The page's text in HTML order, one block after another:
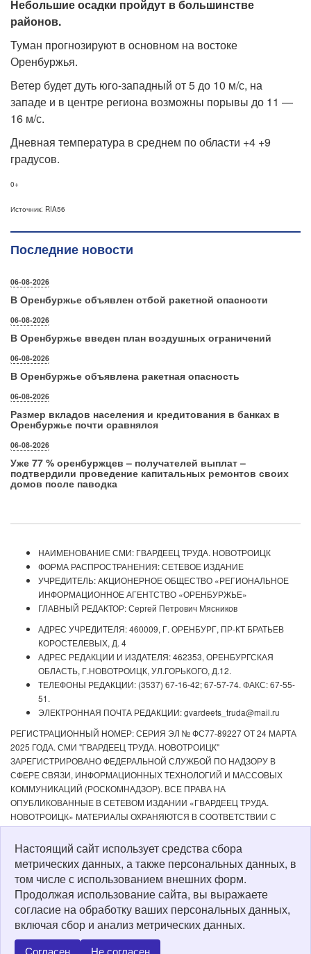
Небольшие осадки пройдут в большинстве
районов.
Туман прогнозируют в основном на востоке
Оренбуржья.
Ветер будет дуть юго-западный от 5 до 10 м/с, на
западе и в центре региона возможны порывы до 11 —
16 м/с.
Дневная температура в среднем по области +4 +9
градусов.
0+
Источник: RIA56
Последние новости
06-08-2026
В Оренбуржье объявлен отбой ракетной опасности
06-08-2026
В Оренбуржье введен план воздушных ограничений
06-08-2026
В Оренбуржье объявлена ракетная опасность
06-08-2026
Размер вкладов населения и кредитования в банках в
Оренбуржье почти сравнялся
06-08-2026
Уже 77 % оренбуржцев – получателей выплат –
подтвердили проведение капитальных ремонтов своих
домов после паводка
НАИМЕНОВАНИЕ СМИ: ГВАРДЕЕЦ ТРУДА. НОВОТРОИЦК
ФОРМА РАСПРОСТРАНЕНИЯ: СЕТЕВОЕ ИЗДАНИЕ
УЧРЕДИТЕЛЬ: АКЦИОНЕРНОЕ ОБЩЕСТВО «РЕГИОНАЛЬНОЕ
ИНФОРМАЦИОННОЕ АГЕНТСТВО «ОРЕНБУРЖЬЕ»
ГЛАВНЫЙ РЕДАКТОР: Сергей Петрович Мясников
АДРЕС УЧРЕДИТЕЛЯ: 460009, Г. ОРЕНБУРГ, ПР-КТ БРАТЬЕВ
КОРОСТЕЛЕВЫХ, Д. 4
АДРЕС РЕДАКЦИИ И ИЗДАТЕЛЯ: 462353, ОРЕНБУРГСКАЯ
ОБЛАСТЬ, Г.НОВОТРОИЦК, УЛ.ГОРЬКОГО, Д.12.
ТЕЛЕФОНЫ РЕДАКЦИИ: (3537) 67-16-42; 67-57-74. ФАКС: 67-55-
51.
ЭЛЕКТРОННАЯ ПОЧТА РЕДАКЦИИ: gvardeets_truda@mail.ru
РЕГИСТРАЦИОННЫЙ НОМЕР: СЕРИЯ ЭЛ № ФС77-89227 ОТ 24 МАРТА
2025 ГОДА. СМИ "ГВАРДЕЕЦ ТРУДА. НОВОТРОИЦК"
ЗАРЕГИСТРИРОВАНО ФЕДЕРАЛЬНОЙ СЛУЖБОЙ ПО НАДЗОРУ В
СФЕРЕ СВЯЗИ, ИНФОРМАЦИОННЫХ ТЕХНОЛОГИЙ И МАССОВЫХ
КОММУНИКАЦИЙ (РОСКОМНАДЗОР). ВСЕ ПРАВА НА
ОПУБЛИКОВАННЫЕ В СЕТЕВОМ ИЗДАНИИ «ГВАРДЕЕЦ ТРУДА.
НОВОТРОИЦК» МАТЕРИАЛЫ ОХРАНЯЮТСЯ В СООТВЕТСТВИИ С
ЗАКОНОДАТЕЛЬСТВОМ РФ. ЛЮБОЕ ИСПОЛЬЗОВАНИЕ МАТЕРИАЛОВ
ДОПУСКАЕТСЯ ТОЛЬКО ПО СОГЛАСОВАНИЮ С РЕДАКЦИЕЙ С
ОБЯЗАТЕЛЬНОЙ АКТИВНОЙ ССЫЛКОЙ НА ИСТОЧНИК. РЕДАКЦИЯ НЕ
НЕСЕТ ОТВЕТСТВЕННОСТИ ЗА ДОСТОВЕРНОСТЬ РЕКЛАМНЫХ
МАТЕРИАЛОВ, РАЗМЕЩЕННЫХ В СЕТЕВОМ ИЗДАНИИ «ГВАРДЕЕЦ
ТРУДА. НОВОТРОИЦК», А ТАКЖЕ ЗА СОДЕРЖАНИЕ ВЕБ-САЙТОВ, НА
КОТОРЫЕ ДАНЫ ГИПЕРССЫЛКИ. ДЛЯ ДЕТЕЙ СТАРШЕ 16 ЛЕТ.
Политика о персональных данных
Настоящий сайт использует средства сбора
метрических данных, а также персональных данных, в
том числе с использованием внешних форм.
Продолжая использование сайта, вы выражаете
согласие на обработку ваших персональных данных,
включая сбор и анализ метрических данных.
Согласен Не согласен